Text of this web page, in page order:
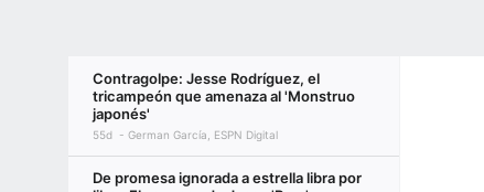
Contragolpe: Jesse Rodríguez, el
tricampeón que amenaza al 'Monstruo
japonés'
55d German García, ESPN Digital
De promesa ignorada a estrella libra por